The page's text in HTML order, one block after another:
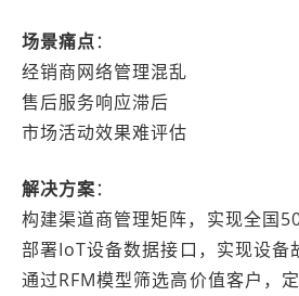
场景痛点：
经销商网络管理混乱
售后服务响应滞后
市场活动效果难评估
解决方案：
构建渠道商管理矩阵，实现全国
部署IoT设备数据接口，实现设备
通过RFM模型筛选高价值客户，